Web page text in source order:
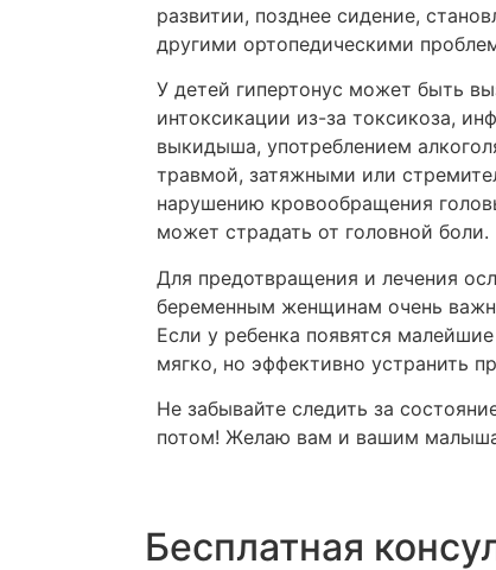
развитии, позднее сидение,
другими ортопедическими
У детей гипертонус может быть
интоксикации из-за токсикоза,
выкидыша, употреблением
травмой, затяжными или
нарушению кровообращения
может страдать от головной боли.
Для предотвращения и лечения
беременным женщинам очень
Если у ребенка появятся
мягко, но эффективно устранить
Не забывайте следить за
потом! Желаю вам и вашим
Бесплатная